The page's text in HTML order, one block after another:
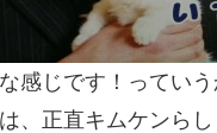
感じです！ってい
、正直キムケンら